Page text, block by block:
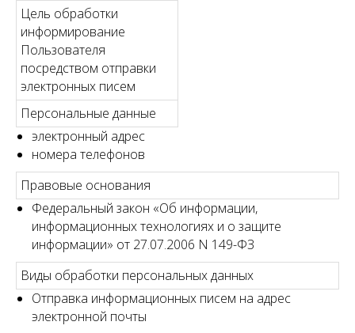
Цель обработки
информирование
Пользователя
посредством отправки
электронных писем
Персональные данные
электронный адрес
номера телефонов
Правовые основания
Федеральный закон «Об информации,
информационных технологиях и о защите
информации» от 27.07.2006 N 149-ФЗ
Виды обработки персональных данных
Отправка информационных писем на адрес
электронной почты